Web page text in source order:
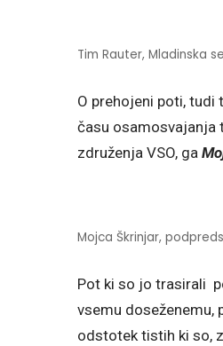
Tim Rauter, Mladinska
O prehojeni poti,
času osamosvajanja
združenja VSO, ga
Mojca Škrinjar,
Pot ki so jo trasirali
vsemu doseženemu,
odstotek tistih ki so,